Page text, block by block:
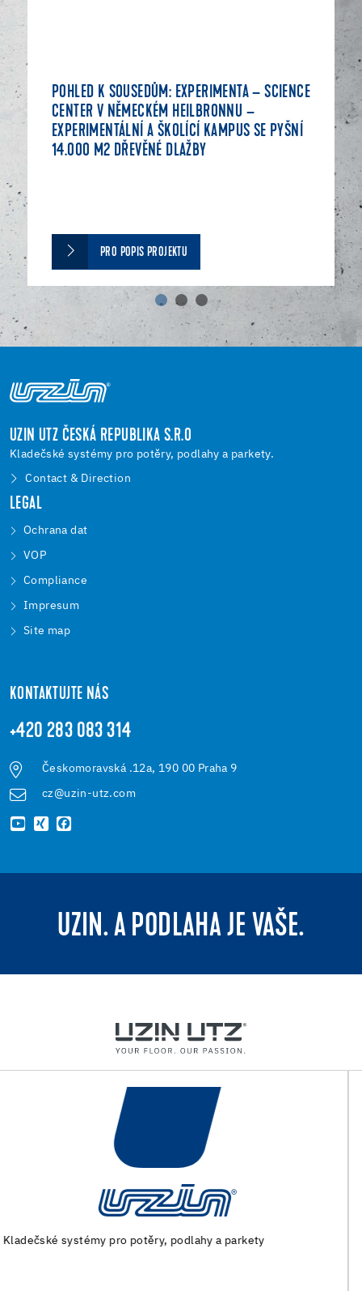
POHLED K SOUSEDŮM: EXPERIMENTA – SCIENCE
CENTER V NĚMECKÉM HEILBRONNU –
EXPERIMENTÁLNÍ A ŠKOLÍCÍ KAMPUS SE PYŠNÍ
14.000 M2 DŘEVĚNÉ DLAŽBY
PRO POPIS PROJEKTU
UZIN UTZ ČESKÁ REPUBLIKA S.R.O
Kladečské systémy pro potěry, podlahy a parkety.
Contact & Direction
LEGAL
Ochrana dat
VOP
Compliance
Impresum
Site map
KONTAKTUJTE NÁS
+420 283 083 314
Českomoravská .12a, 190 00 Praha 9
cz@uzin-utz.com
UZIN. A PODLAHA JE VAŠE.
Stroje a speciální nářadí pro přípravu podkladu a pokládku